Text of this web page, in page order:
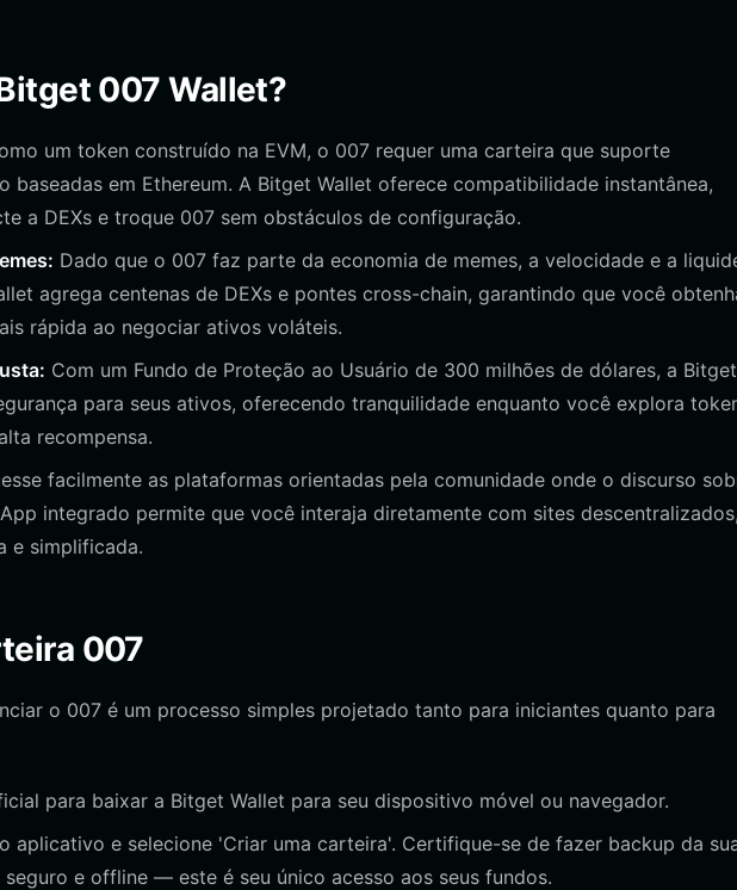
007 Wallet?
um token construído na EVM, o 007 requer uma carteira que suporte
baseadas em Ethereum. A Bitget Wallet oferece compatibilidade instantânea,
a DEXs e troque 007 sem obstáculos de configuração.
Dado que o 007 faz parte da economia de memes, a velocidade e a
agrega centenas de DEXs e pontes cross-chain, garantindo que você
rápida ao negociar ativos voláteis.
Com um Fundo de Proteção ao Usuário de 300 milhões de dólares, a Bitget
para seus ativos, oferecendo tranquilidade enquanto você explora
recompensa.
facilmente as plataformas orientadas pela comunidade onde o discurso
integrado permite que você interaja diretamente com sites descentralizados,
e simplificada.
007
o 007 é um processo simples projetado tanto para iniciantes quanto para
para baixar a Bitget Wallet para seu dispositivo móvel ou navegador.
aplicativo e selecione 'Criar uma carteira'. Certifique-se de fazer backup da
e offline — este é seu único acesso aos seus fundos.